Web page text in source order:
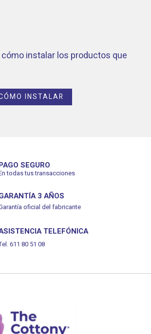
instalar los productos que
INSTALAR
SEGURO
todas tus transacciones
3 AÑOS
oficial del fabricante
TELEFÓNICA
611 80 51 08